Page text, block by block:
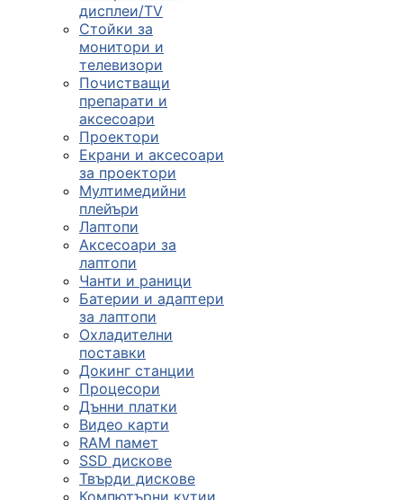
дисплеи/TV
Стойки за
монитори и
телевизори
Почистващи
препарати и
аксесоари
Проектори
Екрани и аксесоари
за проектори
Мултимедийни
плейъри
Лаптопи
Аксесоари за
лаптопи
Чанти и раници
Батерии и адаптери
за лаптопи
Охладителни
поставки
Докинг станции
Процесори
Дънни платки
Видео карти
RAM памет
SSD дискове
Твърди дискове
Компютърни кутии